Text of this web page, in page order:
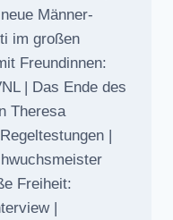
Männer-
im großen
Freundinnen:
| Das Ende des
Theresa
|
Freiheit:
|